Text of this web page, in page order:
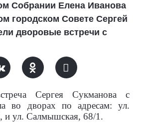
Собрании Елена Иванова
городском Совете Сергей
дворовые встречи с
Сергея Сукманова с
во дворах по адресам: ул.
и ул. Салмышская, 68/1.